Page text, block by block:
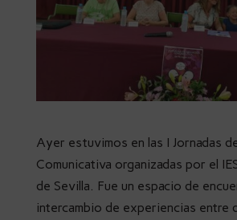
Ayer estuvimos en las I Jornadas
Comunicativa organizadas por el
de Sevilla. Fue un espacio de
intercambio de experiencias entre